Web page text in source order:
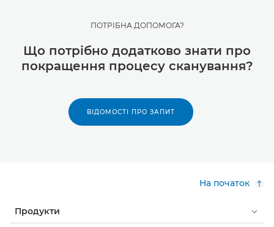
ПОТРІБНА ДОПОМОГА?
Що потрібно додатково знати про
покращення процесу сканування?
ВІДОМОСТІ ПРО ЗАПИТ
На початок
Продукти